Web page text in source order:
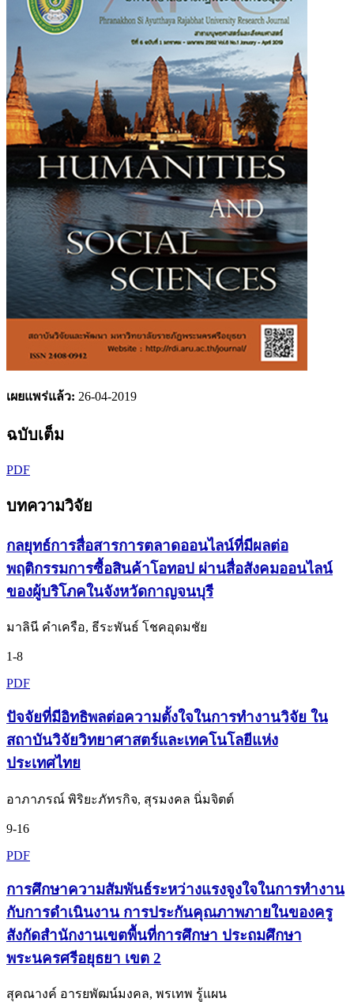
เผยแพร่แล้ว: 26-04-2019
ฉบับเต็ม
PDF
บทความวิจัย
กลยุทธ์การสื่อสารการตลาดออนไลน์ที่มีผลต่อ
พฤติกรรมการซื้อสินค้าโอทอป ผ่านสื่อสังคมออนไลน์
ของผู้บริโภคในจังหวัดกาญจนบุรี
มาลินี คำเครือ, ธีระพันธ์ โชคอุดมชัย
1-8
PDF
ปัจจัยที่มีอิทธิพลต่อความตั้งใจในการทำงานวิจัย ใน
สถาบันวิจัยวิทยาศาสตร์และเทคโนโลยีแห่ง
ประเทศไทย
อาภาภรณ์ พิริยะภัทรกิจ, สุรมงคล นิ่มจิตต์
9-16
PDF
การศึกษาความสัมพันธ์ระหว่างแรงจูงใจในการทำงาน
กับการดำเนินงาน การประกันคุณภาพภายในของครู
สังกัดสำนักงานเขตพื้นที่การศึกษา ประถมศึกษา
พระนครศรีอยุธยา เขต 2
สุคณางค์ อารยพัฒน์มงคล, พรเทพ รู้แผน